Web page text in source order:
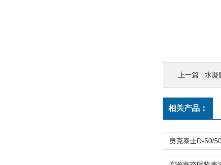
上一篇 : 水凝
相关产品：